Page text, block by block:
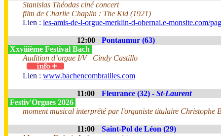
Stanislas Théodas ciné concert
film de Charlie Chaplin : The Kid (1921)
Lien : les-amis-de-l-orgue-merklin-d-obernai.e-monsite.com/
12:00
Pontaumur (63)
Xxviiième Festival Bach
Audition d’orgue I/V | Cindy Castillo
Lien : www.bachencombrailles.com
11:00 Fleurance (32) - St-Laurent
Festiv'Orgues 2026
moment musical interprété par l'organiste titulaire Christophe
11:00
Saint-Pol de Léon (29)